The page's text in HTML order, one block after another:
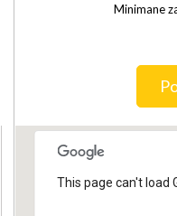
Minimane
This page can't load